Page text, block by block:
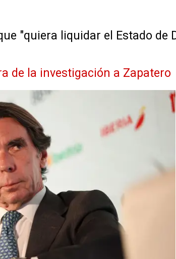
"quiera liquidar el Estado de
de la investigación a Zapatero